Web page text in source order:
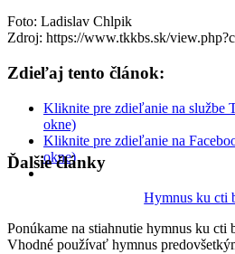
Foto: Ladislav Chlpik
Zdroj: https://www.tkkbs.sk/
Zdieľaj tento článok:
Kliknite pre zdieľanie na službe
okne)
Kliknite pre zdieľanie na
okne)
Ďalšie články
Hymnus ku cti
Ponúkame na stiahnutie hymnus ku
Vhodné používať hymnus